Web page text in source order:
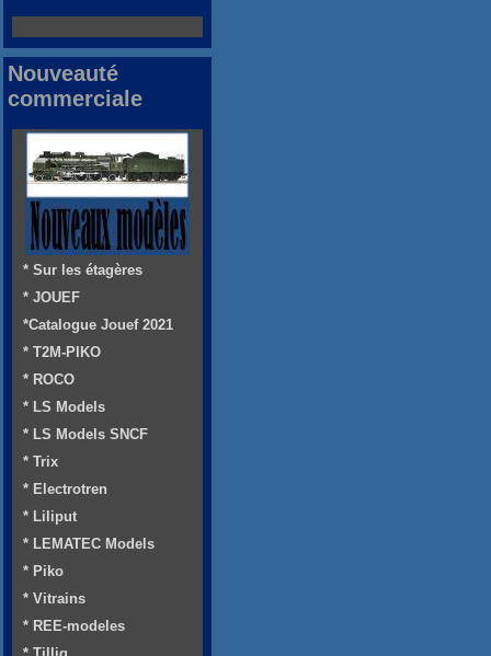
Nouveauté
commerciale
* Sur les étagères
* JOUEF
*Catalogue Jouef 2021
* T2M-PIKO
* ROCO
* LS Models
* LS Models SNCF
* Trix
* Electrotren
* Liliput
* LEMATEC Models
* Piko
* Vitrains
* REE-modeles